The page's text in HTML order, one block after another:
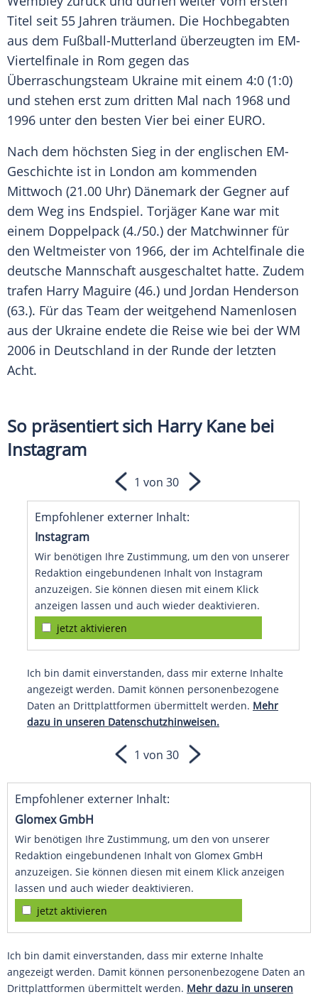
Titel seit 55 Jahren träumen. Die Hochbegabten
aus dem Fußball-Mutterland überzeugten im EM-
Viertelfinale in Rom gegen das
Überraschungsteam Ukraine mit einem 4:0 (1:0)
und stehen erst zum dritten Mal nach 1968 und
1996 unter den besten Vier bei einer EURO.
Nach dem höchsten Sieg in der englischen EM-
Geschichte ist in London am kommenden
Mittwoch (21.00 Uhr) Dänemark der Gegner auf
dem Weg ins Endspiel. Torjäger Kane war mit
einem Doppelpack (4./50.) der Matchwinner für
den Weltmeister von 1966, der im Achtelfinale die
deutsche Mannschaft ausgeschaltet hatte. Zudem
trafen Harry Maguire (46.) und Jordan Henderson
(63.). Für das Team der weitgehend Namenlosen
aus der Ukraine endete die Reise wie bei der WM
2006 in Deutschland in der Runde der letzten
Acht.
So präsentiert sich Harry Kane bei
Instagram
Empfohlener externer Inhalt:
Instagram
Wir benötigen Ihre Zustimmung, um den von unserer
Redaktion eingebundenen Inhalt von Instagram
anzuzeigen. Sie können diesen mit einem Klick
anzeigen lassen und auch wieder deaktivieren.
jetzt aktivieren
Ich bin damit einverstanden, dass mir externe Inhalte
angezeigt werden. Damit können personenbezogene
Daten an Drittplattformen übermittelt werden. Mehr
dazu in unseren Datenschutzhinweisen.
1 von 30
1 von 30
Empfohlener externer Inhalt:
Glomex GmbH
Wir benötigen Ihre Zustimmung, um den von unserer
Redaktion eingebundenen Inhalt von Glomex GmbH
anzuzeigen. Sie können diesen mit einem Klick anzeigen
lassen und auch wieder deaktivieren.
jetzt aktivieren
Ich bin damit einverstanden, dass mir externe Inhalte
angezeigt werden. Damit können personenbezogene Daten an
Drittplattformen übermittelt werden. Mehr dazu in unseren